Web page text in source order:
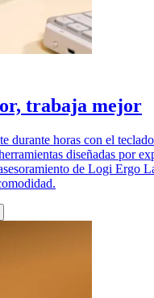
trabaja mejor
durante horas con el
diseñadas por
de Logi Ergo